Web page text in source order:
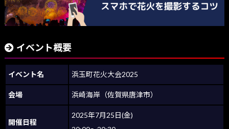
イベント概要
イベント名 浜玉町花火大会2025
会場 浜崎海岸（佐賀県唐津市）
開催日程
2025年7月25日(金)